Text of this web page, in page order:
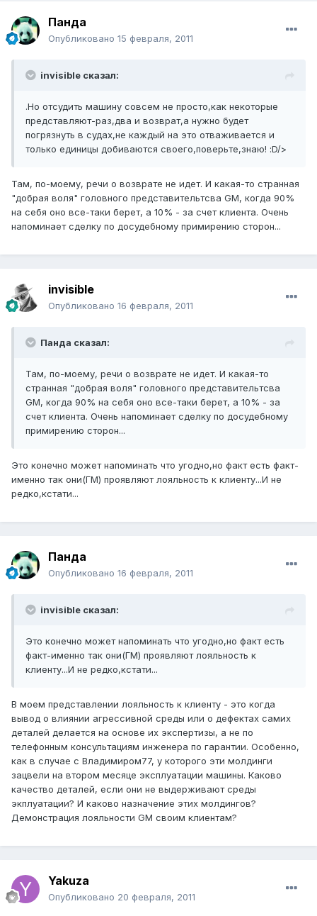
Панда
Опубликовано 15 февраля, 2011
invisible сказал:
.Но отсудить машину совсем не просто,как некоторые
представляют-раз,два и возврат,а нужно будет
погрязнуть в судах,не каждый на это отваживается и
только единицы добиваются своего,поверьте,знаю! :D/>
Там, по-моему, речи о возврате не идет. И какая-то странная
"добрая воля" головного представительтсва GM, когда 90%
на себя оно все-таки берет, а 10% - за счет клиента. Очень
напоминает сделку по досудебному примирению сторон...
invisible
Опубликовано 16 февраля, 2011
Панда сказал:
Там, по-моему, речи о возврате не идет. И какая-то
странная "добрая воля" головного представительтсва
GM, когда 90% на себя оно все-таки берет, а 10% - за
счет клиента. Очень напоминает сделку по досудебному
примирению сторон...
Это конечно может напоминать что угодно,но факт есть факт-
именно так они(ГМ) проявляют лояльность к клиенту...И не
редко,кстати...
Панда
Опубликовано 16 февраля, 2011
invisible сказал:
Это конечно может напоминать что угодно,но факт есть
факт-именно так они(ГМ) проявляют лояльность к
клиенту...И не редко,кстати...
В моем представлении лояльность к клиенту - это когда
вывод о влиянии агрессивной среды или о дефектах самих
деталей делается на основе их экспертизы, а не по
телефонным консультациям инженера по гарантии. Особенно,
как в случае с Владимиром77, у которого эти молдинги
зацвели на втором месяце эксплуатации машины. Каково
качество деталей, если они не выдерживают среды
экплуатации? И каково назначение этих молдингов?
Демонстрация лояльности GM своим клиентам?
Yakuza
Опубликовано 20 февраля, 2011